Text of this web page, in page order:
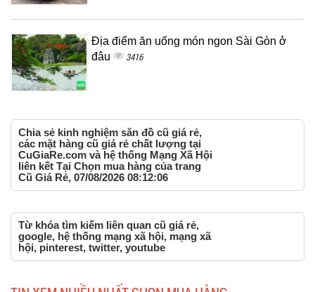
Địa điểm ăn uống món ngon Sài Gòn ở
đâu
3416
Chia sẻ kinh nghiệm săn đồ cũ giá rẻ,
các mặt hàng cũ giá rẻ chất lượng tại
CuGiaRe.com và hệ thống Mạng Xã Hội
liên kết Tại Chọn mua hàng của trang
Cũ Giá Rẻ, 07/08/2026 08:12:06
Từ khóa tìm kiếm liên quan cũ giá rẻ,
google, hệ thống mạng xã hội, mạng xã
hội, pinterest, twitter, youtube